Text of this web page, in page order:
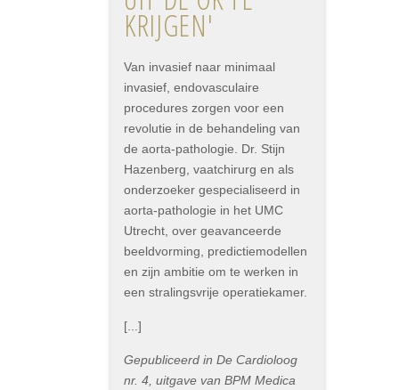
KRIJGEN'
Van invasief naar minimaal
invasief, endovasculaire
procedures zorgen voor een
revolutie in de behandeling van
de aorta-pathologie. Dr. Stijn
Hazenberg, vaatchirurg en als
onderzoeker gespecialiseerd in
aorta-pathologie in het UMC
Utrecht, over geavanceerde
beeldvorming, predictiemodellen
en zijn ambitie om te werken in
een stralingsvrije operatiekamer.
[...]
Gepubliceerd in De Cardioloog
nr. 4, uitgave van BPM Medica